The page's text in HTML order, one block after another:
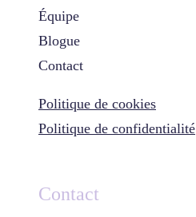
Équipe
Blogue
Contact
Politique de cookies
Politique de confidentialité
Contact